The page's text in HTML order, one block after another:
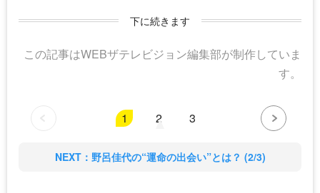
下に続きます
この記事はWEBザテレビジョン編集部が制作していま
す。
1 2 3
NEXT：野呂佳代の“運命の出会い”とは？ (2/3)